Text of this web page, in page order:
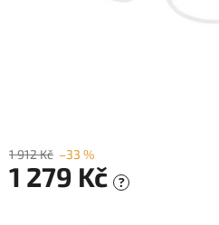
1 912 Kč –33 %
1 279 Kč ?